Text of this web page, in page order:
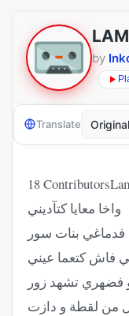
by
Translate
18
واخا معايا كتآديني
فدماغي بنات سور
فاش كتعما عيني
فضهري تشهد زور
من لقطة و دازت